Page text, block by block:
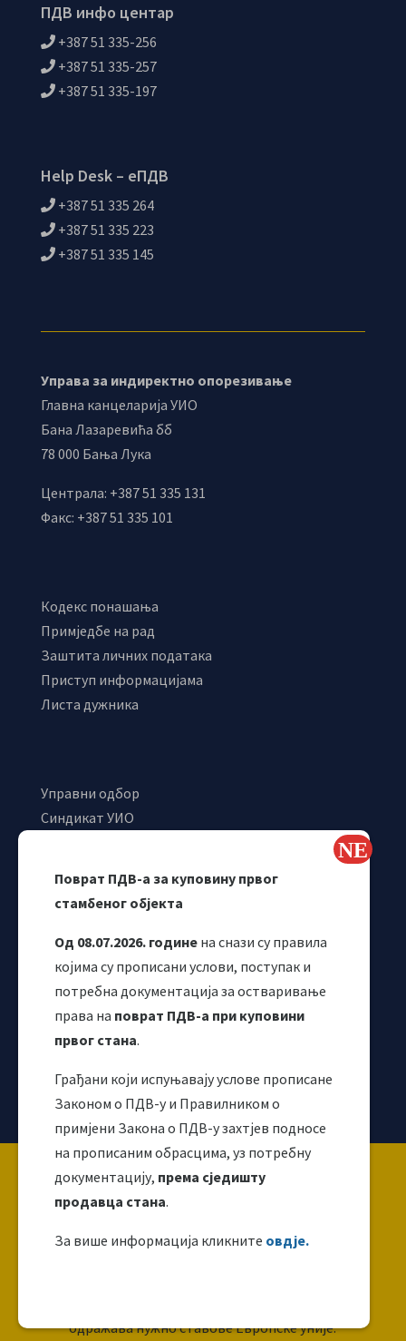
Поврат ПДВ-а за куповину првог
стамбеног објекта
Од 08.07.2026. године на снази су правила
којима су прописани услови, поступак и
потребна документација за остваривање
права на поврат ПДВ-а при куповини
првог стана.
Грађани који испуњавају услове прописане
Законом о ПДВ-у и Правилником о
примјени Закона о ПДВ-у захтјев подносе
на прописаним обрасцима, уз потребну
документацију, према сједишту
продавца стана.
За више информација кликните овдје.
ПДВ инфо центар
+387 51 335-256
+387 51 335-257
+387 51 335-197
Help Desk – еПДВ
+387 51 335 264
+387 51 335 223
+387 51 335 145
Управа за индиректно опорезивање
Главна канцеларија УИО
Бана Лазаревића бб
78 000 Бања Лука
Централа: +387 51 335 131
Факс: +387 51 335 101
Кодекс понашања
Примједбе на рад
Заштита личних података
Приступ информацијама
Листа дужника
Управни одбор
Синдикат УИО
Одјељење за макроекономску анализу
Корисни линкови
Copyright ©2026 Uprava za indirektno / neizravno
oporezivanje BiH
Ова веб страница направљена је и одржава се уз
одражава нужно ставове Европске уније.